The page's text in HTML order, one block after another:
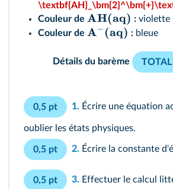
Couleur de AH(aq) : violette
Couleur de A− (aq) : bleue
Détails du barème
0,5 pt 1. Écrire une équation
oublier les états physiques.
0,5 pt 2. Écrire la constante
0,5 pt 3. Effectuer le calcul